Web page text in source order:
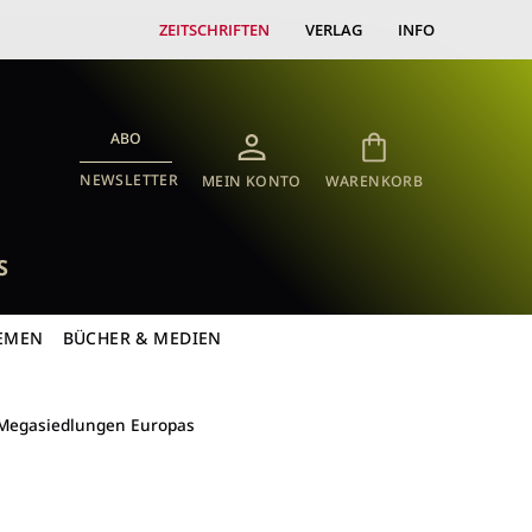
ZEITSCHRIFTEN VERLAG INFO
ABO
NEWSLETTER MEIN KONTO WARENKORB
BÜCHER & MEDIEN
Europas